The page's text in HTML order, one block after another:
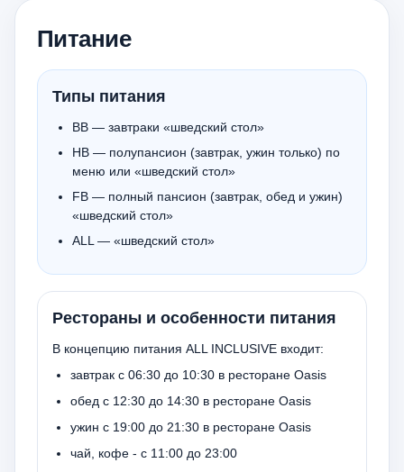
Питание
Типы питания
ВВ — завтраки «шведский стол»
НВ — полупансион (завтрак, ужин только) по
меню или «шведский стол»
FB — полный пансион (завтрак, обед и ужин)
«шведский стол»
ALL — «шведский стол»
Рестораны и особенности питания
В концепцию питания ALL INCLUSIVE входит:
завтрак с 06:30 до 10:30 в ресторане Oasis
обед с 12:30 до 14:30 в ресторане Oasis
ужин с 19:00 до 21:30 в ресторане Oasis
чай, кофе - c 11:00 до 23:00